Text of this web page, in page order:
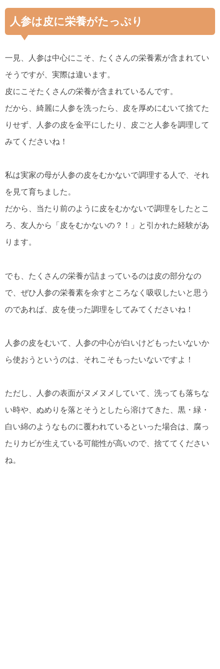
人参は皮に栄養がたっぷり
一見、人参は中心にこそ、たくさんの栄養素が含まれてい
そうですが、実際は違います。
皮にこそたくさんの栄養が含まれているんです。
だから、綺麗に人参を洗ったら、皮を厚めにむいて捨てた
りせず、人参の皮を金平にしたり、皮ごと人参を調理して
みてくださいね！
私は実家の母が人参の皮をむかないで調理する人で、それ
を見て育ちました。
だから、当たり前のように皮をむかないで調理をしたとこ
ろ、友人から「皮をむかないの？！」と引かれた経験があ
ります。
でも、たくさんの栄養が詰まっているのは皮の部分なの
で、ぜひ人参の栄養素を余すところなく吸収したいと思う
のであれば、皮を使った調理をしてみてくださいね！
人参の皮をむいて、人参の中心が白いけどもったいないか
ら使おうというのは、それこそもったいないですよ！
ただし、人参の表面がヌメヌメしていて、洗っても落ちな
い時や、ぬめりを落とそうとしたら溶けてきた、黒・緑・
白い綿のようなものに覆われているといった場合は、腐っ
たりカビが生えている可能性が高いので、捨ててください
ね。